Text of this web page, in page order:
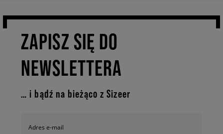
ZAPISZ SIĘ DO
NEWSLETTERA
… i bądź na bieżąco z Sizeer
Adres e-mail